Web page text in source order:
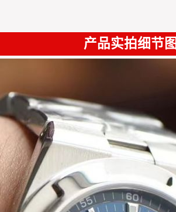
产品实拍细节图